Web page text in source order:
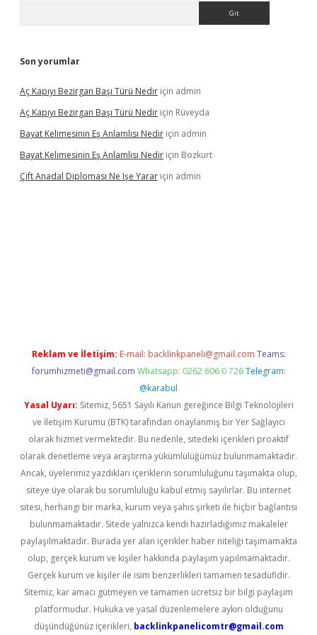
Son yorumlar
Aç Kapıyı Bezirgan Başı Türü Nedir için admin
Aç Kapıyı Bezirgan Başı Türü Nedir için Rüveyda
Bayat Kelimesinin Eş Anlamlısı Nedir için admin
Bayat Kelimesinin Eş Anlamlısı Nedir için Bozkurt
Çift Anadal Diploması Ne Işe Yarar için admin
Reklam ve İletişim: E-mail: backlinkpaneli@gmail.com Teams:
forumhizmeti@gmail.com Whatsapp: 0262 606 0 726 Telegram:
@karabul
Yasal Uyarı: Sitemiz, 5651 Sayılı Kanun gereğince Bilgi Teknolojileri
ve İletişim Kurumu (BTK) tarafından onaylanmış bir Yer Sağlayıcı
olarak hizmet vermektedir. Bu nedenle, sitedeki içerikleri proaktif
olarak denetleme veya araştırma yükümlülüğümüz bulunmamaktadır.
Ancak, üyelerimiz yazdıkları içeriklerin sorumluluğunu taşımakta olup,
siteye üye olarak bu sorumluluğu kabul etmiş sayılırlar. Bu internet
sitesi, herhangi bir marka, kurum veya şahıs şirketi ile hiçbir bağlantısı
bulunmamaktadır. Sitede yalnızca kendi hazırladığımız makaleler
paylaşılmaktadır. Burada yer alan içerikler haber niteliği taşımamakta
olup, gerçek kurum ve kişiler hakkında paylaşım yapılmamaktadır.
Gerçek kurum ve kişiler ile isim benzerlikleri tamamen tesadüfidir.
Sitemiz, kar amacı gütmeyen ve tamamen ücretsiz bir bilgi paylaşım
platformudur. Hukuka ve yasal düzenlemelere aykırı olduğunu
düşündüğünüz içerikleri, backlinkpanelicomtr@gmail.com